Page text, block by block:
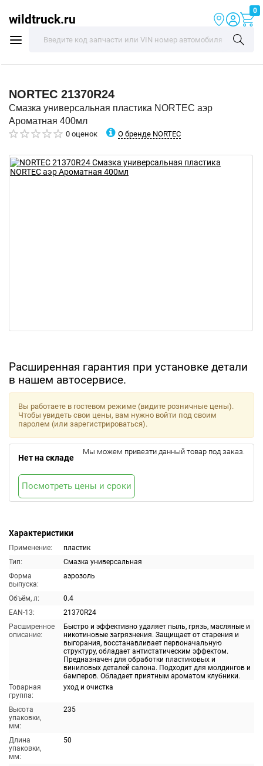
wildtruck.ru
0
NORTEC 21370R24
Смазка универсальная пластика NORTEC аэр
Ароматная 400мл
0 оценок О бренде NORTEC
Расширенная гарантия при установке детали
в нашем автосервисе.
Характеристики
Применение:
пластик
Тип:
Смазка универсальная
Форма
выпуска:
аэрозоль
Объём, л:
0.4
EAN-13:
21370R24
Расширенное
описание:
Быстро и эффективно удаляет пыль, грязь, масляные и
никотиновые загрязнения. Защищает от старения и
выгорания, восстанавливает первоначальную
структуру, обладает антистатическим эффектом.
Предназначен для обработки пластиковых и
виниловых деталей салона. Подходит для молдингов и
бамперов. Обладает приятным ароматом клубники.
Товарная
группа:
уход и очистка
Высота
упаковки,
мм:
235
Длина
упаковки,
мм:
50
Вы работаете в гостевом режиме (видите розничные цены).
Чтобы увидеть свои цены, вам нужно войти под своим
паролем (или зарегистрироваться).
Нет на складе
Мы можем привезти данный товар под заказ.
Посмотреть цены и сроки